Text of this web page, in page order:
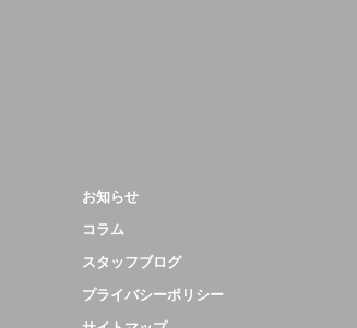
お知らせ
コラム
スタッフブログ
プライバシーポリシー